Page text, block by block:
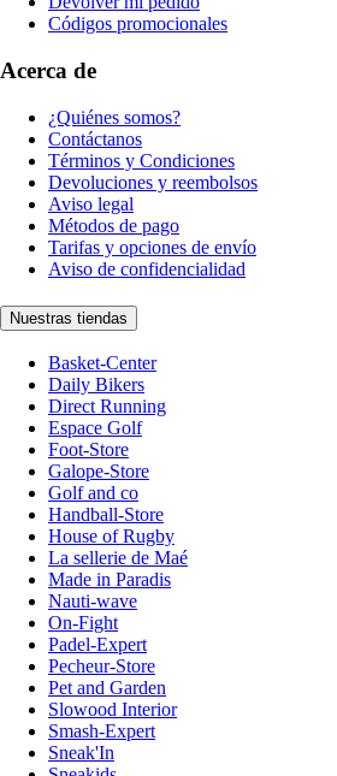
Códigos promocionales
Acerca de
¿Quiénes somos?
Contáctanos
Términos y Condiciones
Devoluciones y reembolsos
Aviso legal
Métodos de pago
Tarifas y opciones de envío
Aviso de confidencialidad
Nuestras tiendas
Basket-Center
Daily Bikers
Direct Running
Espace Golf
Foot-Store
Galope-Store
Golf and co
Handball-Store
House of Rugby
La sellerie de Maé
Made in Paradis
Nauti-wave
On-Fight
Padel-Expert
Pecheur-Store
Pet and Garden
Slowood Interior
Smash-Expert
Sneak'In